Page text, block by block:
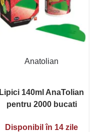
Anatolian
Lipici 140ml AnaTolian
pentru 2000 bucati
Disponibil în 14 zile